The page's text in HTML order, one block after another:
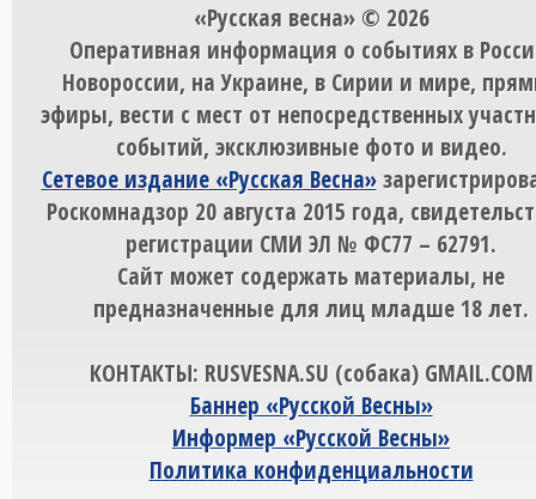
«Русская весна» © 2026
Оперативная информация о событиях в
Новороссии, на Украине, в Сирии и мире,
эфиры, вести с мест от непосредственных
событий, эксклюзивные фото и видео.
Сетевое издание «Русская Весна»
Роскомнадзор 20 августа 2015 года,
регистрации СМИ ЭЛ № ФС77 – 62791.
Сайт может содержать материалы, не
предназначенные для лиц младше 18 лет.
КОНТАКТЫ: RUSVESNA.SU (собака) GMAIL.COM
Баннер «Русской Весны»
Информер «Русской Весны»
Политика конфиденциальности